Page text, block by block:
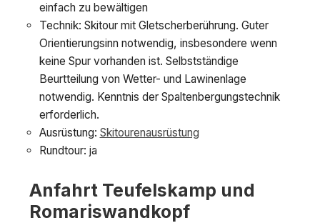
einfach zu bewältigen
Technik: Skitour mit Gletscherberührung. Guter
Orientierungsinn notwendig, insbesondere wenn
keine Spur vorhanden ist. Selbstständige
Beurtteilung von Wetter- und Lawinenlage
notwendig. Kenntnis der Spaltenbergungstechnik
erforderlich.
Ausrüstung: Skitourenausrüstung
Rundtour: ja
Anfahrt Teufelskamp und
Romariswandkopf